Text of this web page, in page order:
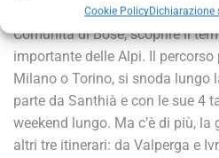
Cookie PolicyDichiarazione
attraversare le risaie di Biella e
Comunità di Bose, scoprire il
importante delle Alpi. Il percorso
Milano o Torino, si snoda lungo
parte da Santhià e con le sue 4
weekend lungo. Ma c’è di più,
altri tre itinerari: da Valperga e